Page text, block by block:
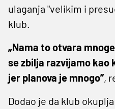
ulaganja "velikim i
klub.
„Nama to otvara
se zbilja razvijamo kao
jer planova je mnogo”,
Dodao je da klub